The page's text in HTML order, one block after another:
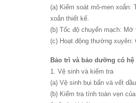
(a) Kiểm soát mô-men xoắn:
xoắn thiết kế.
(b) Tốc độ chuyển mạch:
(c) Hoạt động thường xuyên:
Bảo trì và bảo dưỡng có hệ
1‌. Vệ sinh và kiểm tra
(a) Vệ sinh bụi bẩn và vết
(b) Kiểm tra tính toàn vẹn